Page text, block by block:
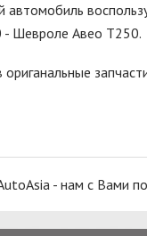
- Шевроле Авео Т250.
- нам с Вами